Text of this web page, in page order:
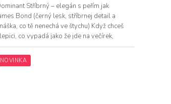
Stříbrný – elegán s peřím jak
Bond (černý lesk, stříbrnej detail a
co tě nenechá ve štychu) Když chceš
co vypadá jako že jde na večírek,
NOVINKA